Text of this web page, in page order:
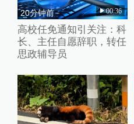
20分钟前 00:36
高校任免通知引关注：科
长、主任自愿辞职，转任
思政辅导员